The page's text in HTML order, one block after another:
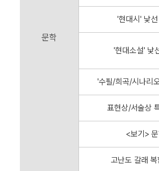
문학
'현대시' 낯
'현대소설' 낯
'수필/희곡/시나리
표현상/서술상
<보기>
고난도 갈래